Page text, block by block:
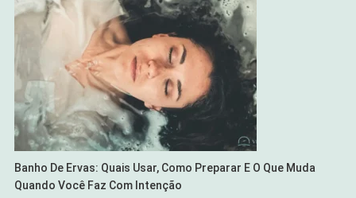
Banho De Ervas: Quais Usar, Como Preparar E O Que Muda
Quando Você Faz Com Intenção